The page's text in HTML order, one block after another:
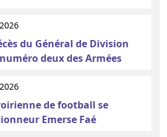
du Général de Division
deux des Armées
de football se
Emerse Faé